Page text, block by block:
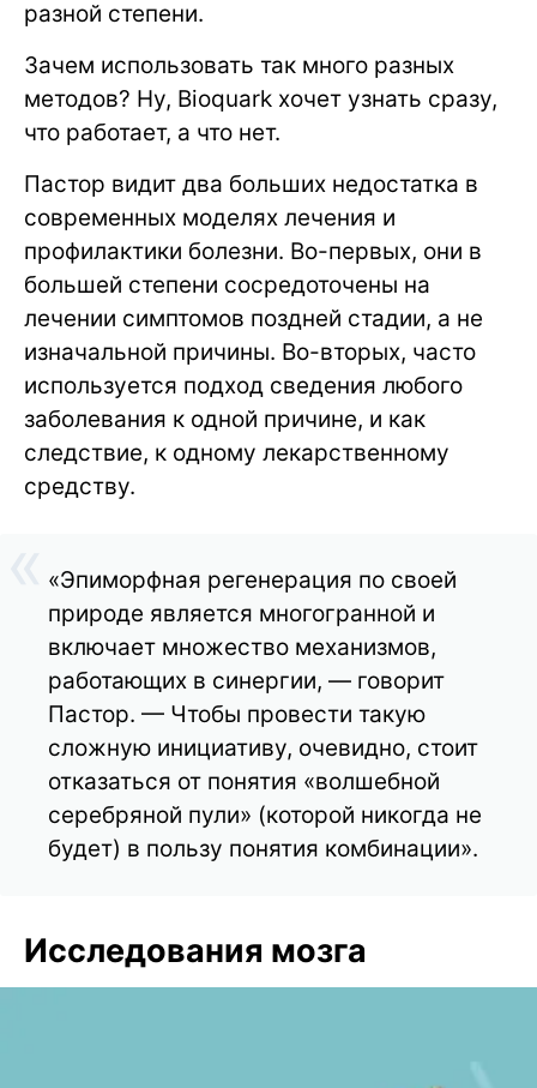
разной степени.
Зачем использовать так много разных
методов? Ну, Bioquark хочет узнать сразу,
что работает, а что нет.
Пастор видит два больших недостатка в
современных моделях лечения и
профилактики болезни. Во-первых, они в
большей степени сосредоточены на
лечении симптомов поздней стадии, а не
изначальной причины. Во-вторых, часто
используется подход сведения любого
заболевания к одной причине, и как
следствие, к одному лекарственному
средству.
«Эпиморфная регенерация по своей
природе является многогранной и
включает множество механизмов,
работающих в синергии, — говорит
Пастор. — Чтобы провести такую
сложную инициативу, очевидно, стоит
отказаться от понятия «волшебной
серебряной пули» (которой никогда не
будет) в пользу понятия комбинации».
Исследования мозга